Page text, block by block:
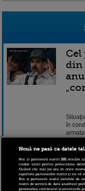
din
în
3 mai
Nouă ne pasă ca datele
Noi și partenerii noștri201stocăm
cookie unici pentru prelucrarea
făcând clic mai jos sau în orice
raportate partenerilor noștri și nu vă
Noi si partenerii nostri (retelele de
nostri de servicii de date analitice)
personaliza continutul si anunturile